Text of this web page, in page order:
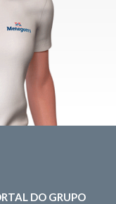
DO GRUPO